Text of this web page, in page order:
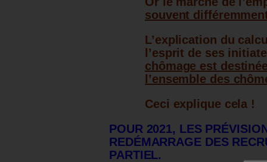
souvent
L’explication du
l’esprit de ses
chômage est
l’ensemble des
Ceci explique cela !
POUR 2021, LES
REDÉMARRAGE DES
PARTIEL.